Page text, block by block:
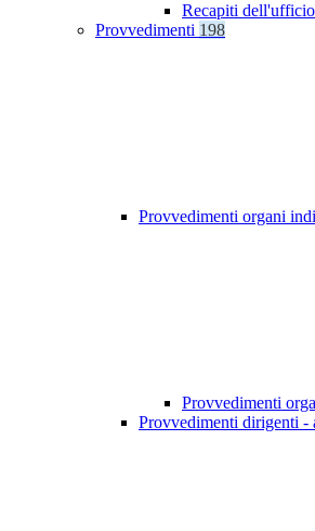
Recapiti
Provvedimenti 198
Provvedimenti organi
Provvedimenti
Provvedimenti dirigenti -